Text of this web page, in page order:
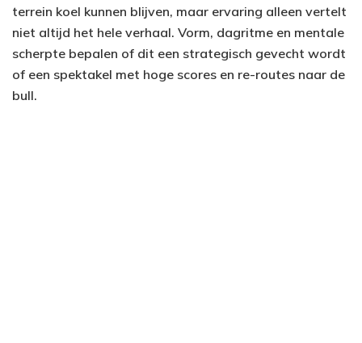
terrein koel kunnen blijven, maar ervaring alleen vertelt
niet altijd het hele verhaal. Vorm, dagritme en mentale
scherpte bepalen of dit een strategisch gevecht wordt
of een spektakel met hoge scores en re-routes naar de
bull.